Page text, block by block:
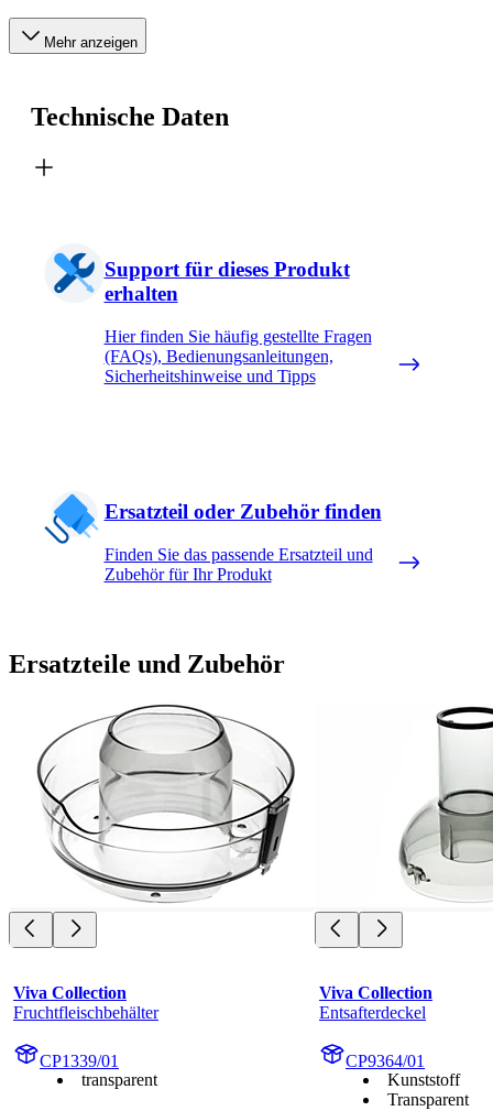
Mehr anzeigen
Technische Daten
Support für dieses Produkt
erhalten
Hier finden Sie häufig gestellte Fragen
(FAQs), Bedienungsanleitungen,
Sicherheitshinweise und Tipps
Ersatzteil oder Zubehör finden
Finden Sie das passende Ersatzteil und
Zubehör für Ihr Produkt
Ersatzteile und Zubehör
Viva Collection
Fruchtfleischbehälter
CP1339/01
transparent
Viva Collection
Entsafterdeckel
CP9364/01
Kunststoff
Transparent